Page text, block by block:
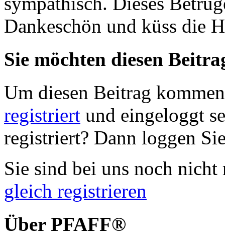
Dankeschön und küss die
Sie möchten diesen
Um diesen Beitrag
registriert und eingeloggt
registriert? Dann loggen
Sie sind bei uns noch
gleich registrieren
Über PFAFF®